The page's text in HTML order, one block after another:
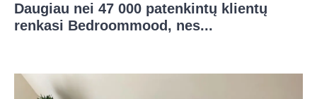
Daugiau nei 47 000 patenkintų klientų
renkasi Bedroommood, nes...